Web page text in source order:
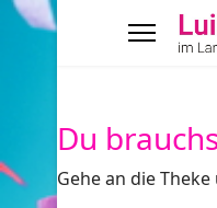
Du
Gehe an die Theke